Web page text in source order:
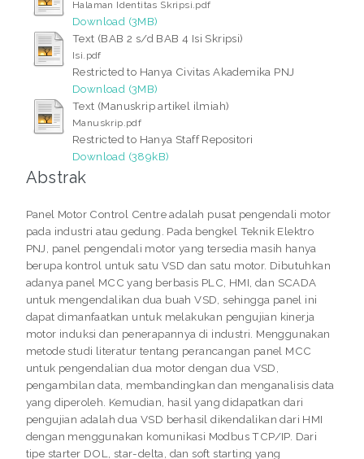
Halaman Identitas Skripsi.pdf
Download (3MB)
Text (BAB 2 s/d BAB 4 Isi Skripsi)
Isi.pdf
Restricted to Hanya Civitas Akademika PNJ
Download (3MB)
Text (Manuskrip artikel ilmiah)
Manuskrip.pdf
Restricted to Hanya Staff Repositori
Download (389kB)
Abstrak
Panel Motor Control Centre adalah pusat pengendali motor
pada industri atau gedung. Pada bengkel Teknik Elektro
PNJ, panel pengendali motor yang tersedia masih hanya
berupa kontrol untuk satu VSD dan satu motor. Dibutuhkan
adanya panel MCC yang berbasis PLC, HMI, dan SCADA
untuk mengendalikan dua buah VSD, sehingga panel ini
dapat dimanfaatkan untuk melakukan pengujian kinerja
motor induksi dan penerapannya di industri. Menggunakan
metode studi literatur tentang perancangan panel MCC
untuk pengendalian dua motor dengan dua VSD,
pengambilan data, membandingkan dan menganalisis data
yang diperoleh. Kemudian, hasil yang didapatkan dari
pengujian adalah dua VSD berhasil dikendalikan dari HMI
dengan menggunakan komunikasi Modbus TCP/IP. Dari
tipe starter DOL, star-delta, dan soft starting yang